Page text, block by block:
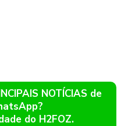
NOTÍCIAS de
do H2FOZ.